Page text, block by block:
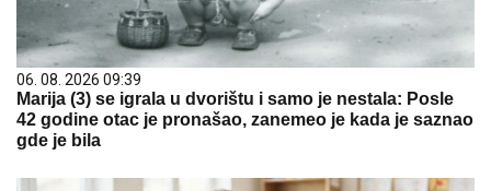
06. 08. 2026 09:39
Marija (3) se igrala u dvorištu i samo je nestala: Posle
42 godine otac je pronašao, zanemeo je kada je saznao
gde je bila